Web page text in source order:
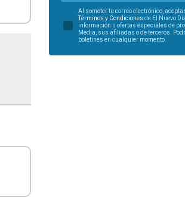
Al someter tu correo electrónico,
Términos y Condiciones de El Nuevo
información u ofertas especiales de
Media, sus afiliadas o de terceros.
boletines en cualquier momento.